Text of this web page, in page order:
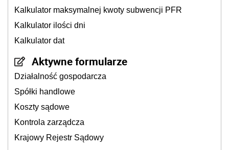
Kalkulator maksymalnej kwoty subwencji PFR
Kalkulator ilości dni
Kalkulator dat
Aktywne formularze
Działalność gospodarcza
Spółki handlowe
Koszty sądowe
Kontrola zarządcza
Krajowy Rejestr Sądowy